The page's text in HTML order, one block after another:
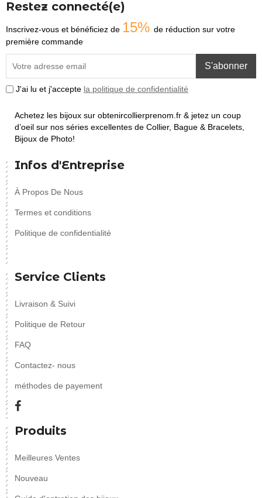
Restez connecté(e)
Inscrivez-vous et bénéficiez de 15% de réduction sur votre
première commande
S'abonner
J'ai lu et j'accepte la politique de confidentialité
Achetez les bijoux sur obtenircollierprenom.fr & jetez un coup
d’oeil sur nos séries excellentes de Collier, Bague & Bracelets,
Bijoux de Photo!
Infos d'Entreprise
À Propos De Nous
Termes et conditions
Politique de confidentialité
Service Clients
Livraison & Suivi
Politique de Retour
FAQ
Contactez- nous
méthodes de payement
Produits
Meilleures Ventes
Nouveau